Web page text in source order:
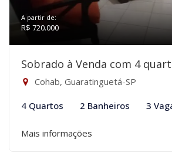
A partir de:
R$ 720.000
Sobrado à Venda com 4
Cohab, Guaratinguetá-SP
4 Quartos 2 Banheiros 3
Mais informações